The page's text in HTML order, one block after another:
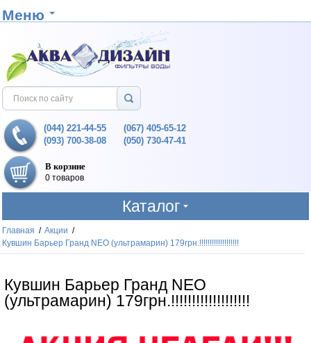
Меню
(044) 221-44-55
(093) 700-38-08
(067) 405-65-12
(050) 730-47-41
В корзине
0 товаров
Каталог
Главная / Акции /
Кувшин Барьер Гранд NEO (ультрамарин) 179грн.!!!!!!!!!!!!!!!!!!!
Кувшин Барьер Гранд NEO
(ультрамарин) 179грн.!!!!!!!!!!!!!!!!!!!